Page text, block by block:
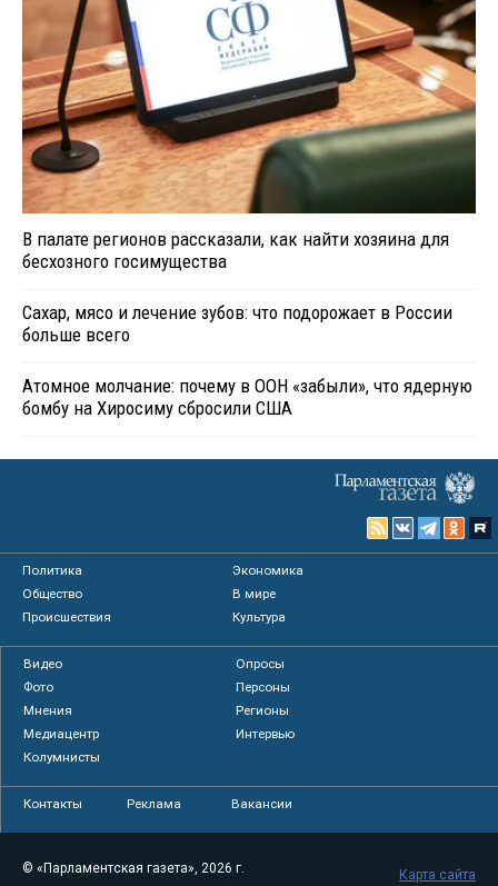
В палате регионов рассказали, как найти хозяина для
бесхозного госимущества
Сахар, мясо и лечение зубов: что подорожает в России
больше всего
Атомное молчание: почему в ООН «забыли», что ядерную
бомбу на Хиросиму сбросили США
Политика
Экономика
Общество
В мире
Происшествия
Культура
Видео
Опросы
Фото
Персоны
Мнения
Регионы
Медиацентр
Интервью
Колумнисты
Контакты Реклама Вакансии
© «Парламентская газета», 2026 г.
Карта сайта